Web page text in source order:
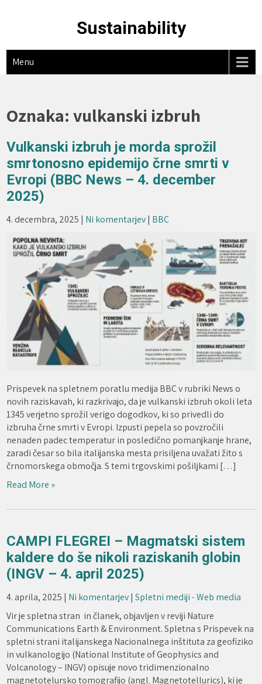
Sustainability
Menu
Oznaka:vulkanski izbruh
Vulkanski izbruh je morda sprožil
smrtonosno epidemijo črne smrti v
Evropi (BBC News – 4. december
2025)
4. decembra, 2025 | Ni komentarjev| BBC
Prispevek na spletnem poratlu medija BBC v rubriki News o
novih raziskavah, ki razkrivajo, da je vulkanski izbruh okoli leta
1345 verjetno sprožil verigo dogodkov, ki so privedli do
izbruha črne smrti v Evropi. Izpusti pepela so povzročili
nenaden padec temperatur in posledično pomanjkanje hrane,
zaradi česar so bila italijanska mesta prisiljena uvažati žito s
črnomorskega območja. S temi trgovskimi pošiljkami […]
Read More »
CAMPI FLEGREI – Magmatski sistem
kaldere do še nikoli raziskanih globin
(INGV – 4. april 2025)
4. aprila, 2025 | Ni komentarjev|Spletni mediji - Web media
Vir je spletna stran in članek, objavljen v reviji Nature
Communications Earth & Environment. Spletna s Prispevek na
spletni strani italijanskega Nacionalnega inštituta za geofiziko
in vulkanologijo (National Institute of Geophysics and
Volcanology – INGV) opisuje novo tridimenzionalno
magnetotelursko tomografijo (angl. Magnetotellurics), ki je